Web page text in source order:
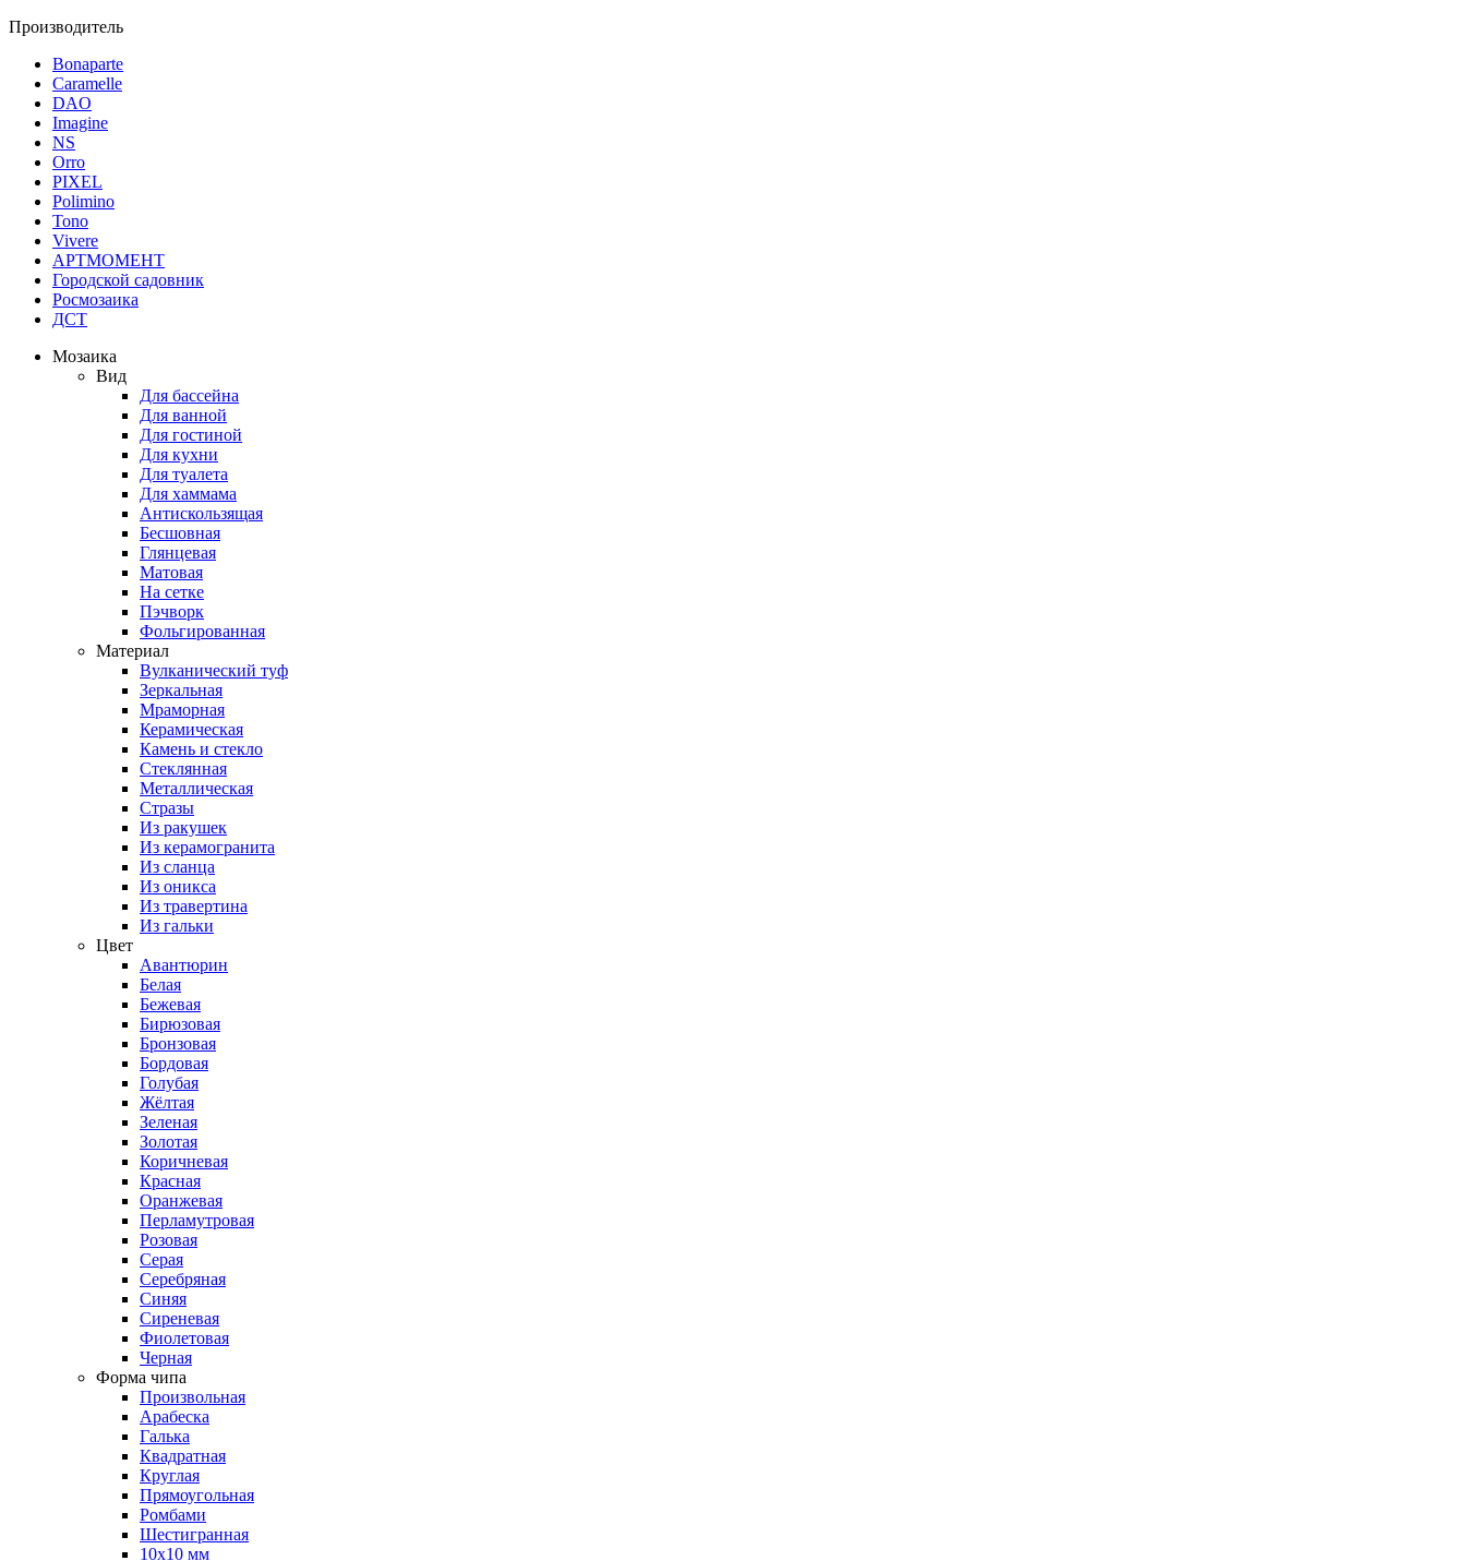
Производитель
Bonaparte
Caramelle
DAO
Imagine
NS
Orro
PIXEL
Polimino
Tono
Vivere
АРТМОМЕНТ
Городской садовник
Росмозаика
ДСТ
Мозаика
Вид
Для бассейна
Для ванной
Для гостиной
Для кухни
Для туалета
Для хаммама
Антискользящая
Бесшовная
Глянцевая
Матовая
На сетке
Пэчворк
Фольгированная
Материал
Вулканический туф
Зеркальная
Мраморная
Керамическая
Камень и стекло
Стеклянная
Металлическая
Стразы
Из ракушек
Из керамогранита
Из сланца
Из оникса
Из травертина
Из гальки
Цвет
Авантюрин
Белая
Бежевая
Бирюзовая
Бронзовая
Бордовая
Голубая
Жёлтая
Зеленая
Золотая
Коричневая
Красная
Оранжевая
Перламутровая
Розовая
Серая
Серебряная
Синяя
Сиреневая
Фиолетовая
Черная
Форма чипа
Произвольная
Арабеска
Галька
Квадратная
Круглая
Прямоугольная
Ромбами
Шестигранная
10х10 мм